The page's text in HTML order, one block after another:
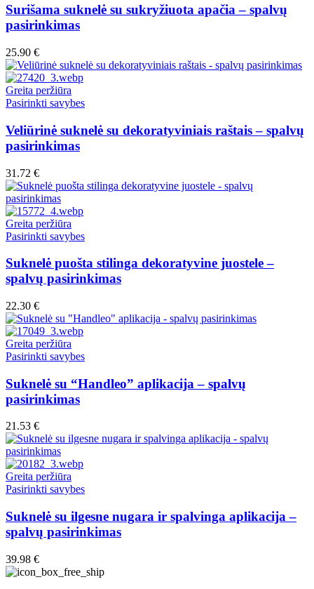
has
may
on
product
Surišama suknelė su sukryžiuota apačia – spalvų
pasirinkimas
25.90 €
Greita peržiūra
Pasirinkti savybesThis
has
multiple
may
the
page
Veliūrinė suknelė su dekoratyviniais raštais – spalvų
pasirinkimas
31.72 €
Greita peržiūra
Pasirinkti savybesThis
has
multiple
variants.
may
on
product
Suknelė puošta stilinga dekoratyvine juostele –
spalvų pasirinkimas
22.30 €
Greita peržiūra
Pasirinkti savybesThis
has
multiple
may
the
page
Suknelė su “Handleo” aplikacija – spalvų
pasirinkimas
21.53 €
Greita peržiūra
Pasirinkti savybesThis
has
multiple
variants.
may
Suknelė su ilgesne nugara ir spalvinga aplikacija –
spalvų pasirinkimas
39.98 €